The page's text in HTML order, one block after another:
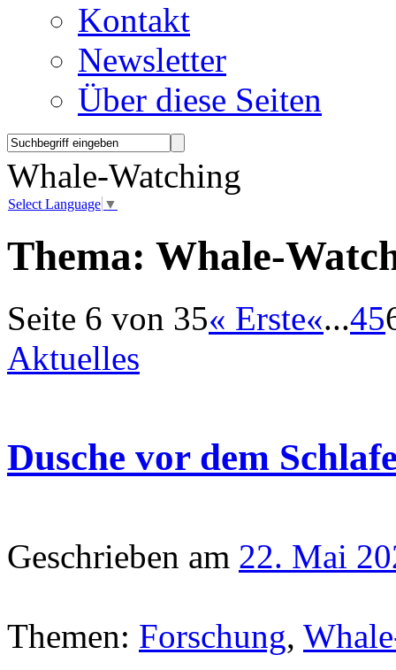
Kontakt
Newsletter
Über diese Seiten
Whale-Watching
Select Language ▼
Thema: Whale-
Seite 6 von 35« Erste«...45
Aktuelles
Dusche vor dem
Geschrieben am 22. Mai
Themen: Forschung,